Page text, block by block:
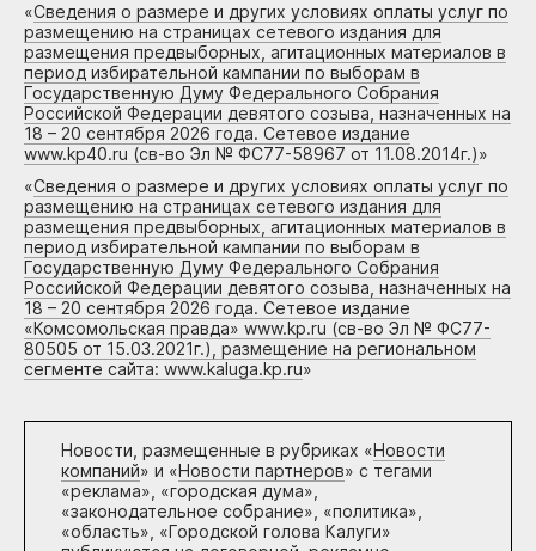
«Сведения о размере и других условиях оплаты услуг по
размещению на страницах сетевого издания для
размещения предвыборных, агитационных материалов в
период избирательной кампании по выборам в
Государственную Думу Федерального Собрания
Российской Федерации девятого созыва, назначенных на
18 – 20 сентября 2026 года. Сетевое издание
www.kp40.ru (св-во Эл № ФС77-58967 от 11.08.2014г.)»
«Сведения о размере и других условиях оплаты услуг по
размещению на страницах сетевого издания для
размещения предвыборных, агитационных материалов в
период избирательной кампании по выборам в
Государственную Думу Федерального Собрания
Российской Федерации девятого созыва, назначенных на
18 – 20 сентября 2026 года. Сетевое издание
«Комсомольская правда» www.kp.ru (св-во Эл № ФС77-
80505 от 15.03.2021г.), размещение на региональном
сегменте сайта: www.kaluga.kp.ru»
Новости, размещенные в рубриках «Новости
компаний» и «Новости партнеров» с тегами
«реклама», «городская дума»,
«законодательное собрание», «политика»,
«область», «Городской голова Калуги»